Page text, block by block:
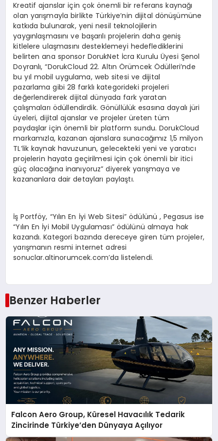
Kreatif ajanslar için çok önemli bir referans kaynağı
olan yarışmayla birlikte Türkiye’nin dijital dönüşümüne
katkıda bulunarak, yeni nesil teknolojilerin
yaygınlaşmasını ve başarılı projelerin daha geniş
kitlelere ulaşmasını desteklemeyi hedeflediklerini
belirten ana sponsor DorukNet İcra Kurulu Üyesi Şenol
Doyranlı, “DorukCloud 22. Altın Örümcek Ödülleri’nde
bu yıl mobil uygulama, web sitesi ve dijital
pazarlama gibi 28 farklı kategorideki projeleri
değerlendirerek dijital dünyada fark yaratan
çalışmaları ödüllendirdik. Gönüllülük esasına dayalı jüri
üyeleri, dijital ajanslar ve projeler üreten tüm
paydaşlar için önemli bir platform sundu. DorukCloud
markamızla, kazanan ajanslara sunacağımız 1,5 milyon
TL’lik kaynak havuzunun, gelecekteki yeni ve yaratıcı
projelerin hayata geçirilmesi için çok önemli bir itici
güç olacağına inanıyoruz” diyerek yarışmaya ve
kazananlara dair detayları paylaştı.
İş Portföy, “Yılın En İyi Web Sitesi” ödülünü , Pegasus ise
“Yılın En İyi Mobil Uygulaması” ödülünü almaya hak
kazandı. Kategori bazında dereceye giren tüm projeler,
yarışmanın resmi internet adresi
sonuclar.altinorumcek.com’da listelendi.
Benzer Haberler
Falcon Aero Group, Küresel Havacılık Tedarik
Zincirinde Türkiye’den Dünyaya Açılıyor